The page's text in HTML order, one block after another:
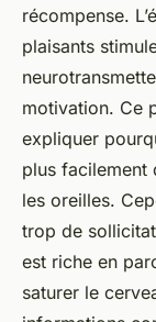
récompense.
plaisants
motivation. Ce
expliquer
plus facilement
les oreilles.
trop de
est riche en
saturer le